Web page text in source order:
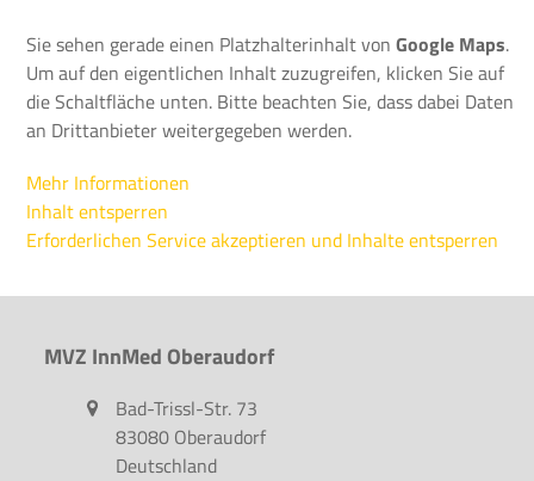
Sie sehen gerade einen Platzhalterinhalt vonGoogle Maps.
Um auf den eigentlichen Inhalt zuzugreifen, klicken Sie auf
die Schaltfläche unten. Bitte beachten Sie, dass dabei Daten
an Drittanbieter weitergegeben werden.
Mehr Informationen
Inhalt entsperren
Erforderlichen Service akzeptieren und Inhalte entsperren
MVZ InnMed Oberaudorf
Bad-Trissl-Str. 73
83080 Oberaudorf
Deutschland